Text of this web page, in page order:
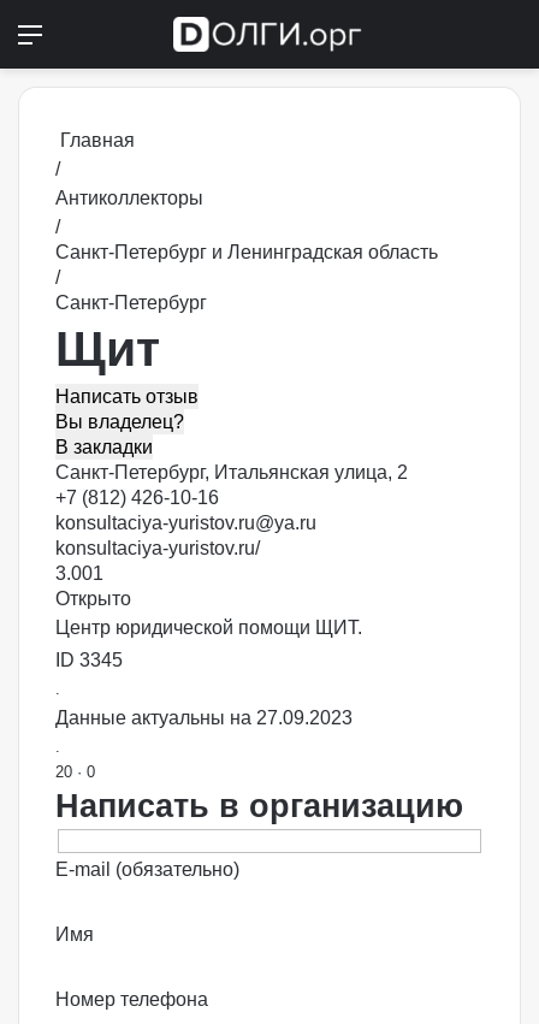
Главная
/
Антиколлекторы
/
Санкт-Петербург и Ленинградская область
/
Санкт-Петербург
Щит
Написать отзыв
Вы владелец?
В закладки
Санкт-Петербург, Итальянская улица, 2
+7 (812) 426-10-16
konsultaciya-yuristov.ru@ya.ru
konsultaciya-yuristov.ru/
3.001
Открыто
Центр юридической помощи ЩИТ.
ID 3345
.
Данные актуальны на 27.09.2023
.
20 · 0
Написать в организацию
E-mail (обязательно)
Имя
Номер телефона